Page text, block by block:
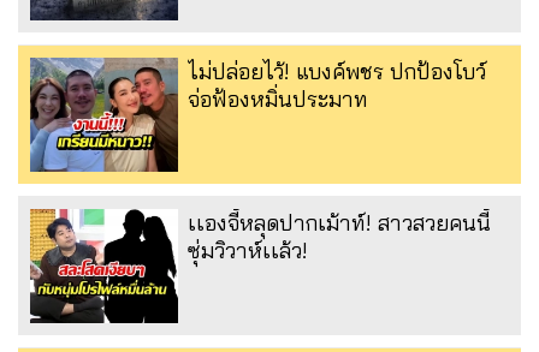
ไม่ปล่อยไว้! แบงค์พชร ปกป้องโบว์
จ่อฟ้องหมิ่นประมาท
เเองจี้หลุดปากเม้าท์! สาวสวยคนนี้
ซุ่มวิวาห์เเล้ว!